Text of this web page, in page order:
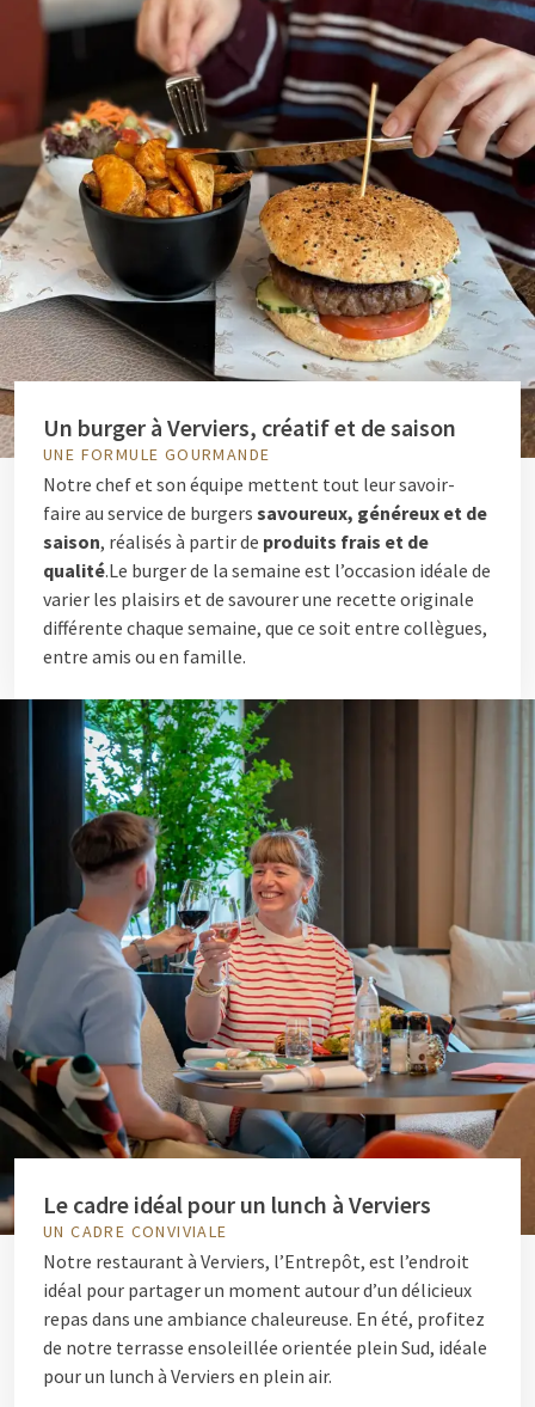
Un burger à Verviers, créatif et de saison
UNE FORMULE GOURMANDE
Notre chef et son équipe mettent tout leur savoir-
faire au service de burgers savoureux, généreux et de
saison, réalisés à partir de produits frais et de
qualité.Le burger de la semaine est l’occasion idéale de
varier les plaisirs et de savourer une recette originale
différente chaque semaine, que ce soit entre collègues,
entre amis ou en famille.
Le cadre idéal pour un lunch à Verviers
UN CADRE CONVIVIALE
Notre restaurant à Verviers, l’Entrepôt, est l’endroit
idéal pour partager un moment autour d’un délicieux
repas dans une ambiance chaleureuse. En été, profitez
de notre terrasse ensoleillée orientée plein Sud, idéale
pour un lunch à Verviers en plein air.